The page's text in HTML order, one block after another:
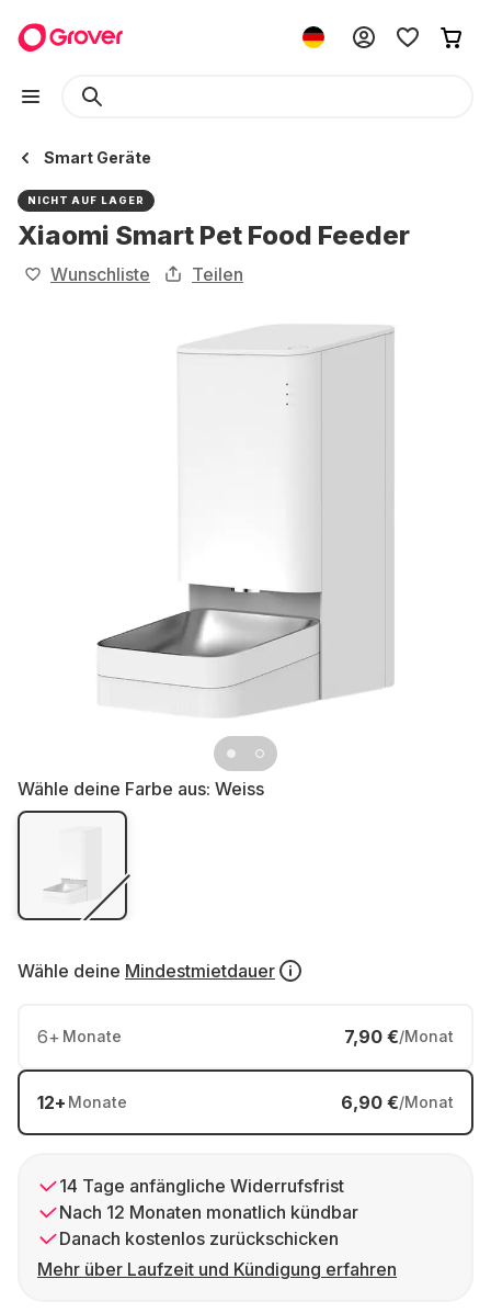
Smart Geräte
NICHT AUF LAGER
Xiaomi Smart Pet Food Feeder
Wunschliste Teilen
Wähle deine Farbe aus: Weiss
Wähle deine Mindestmietdauer
6+ Monate 7,90 €/Monat
12+ Monate 6,90 €/Monat
14 Tage anfängliche Widerrufsfrist
Nach 12 Monaten monatlich kündbar
Danach kostenlos zurückschicken
Mehr über Laufzeit und Kündigung erfahren